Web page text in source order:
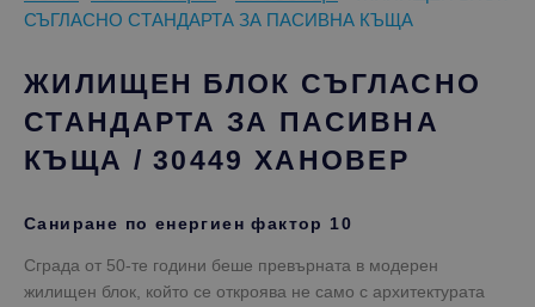
СЪГЛАСНО СТАНДАРТА ЗА ПАСИВНА КЪЩА
ЖИЛИЩЕН БЛОК СЪГЛАСНО
СТАНДАРТА ЗА ПАСИВНА
КЪЩА / 30449 ХАНОВЕР
Саниране по енергиен фактор 10
Сграда от 50-те години беше превърната в модерен
жилищен блок, който се откроява не само с архитектурата